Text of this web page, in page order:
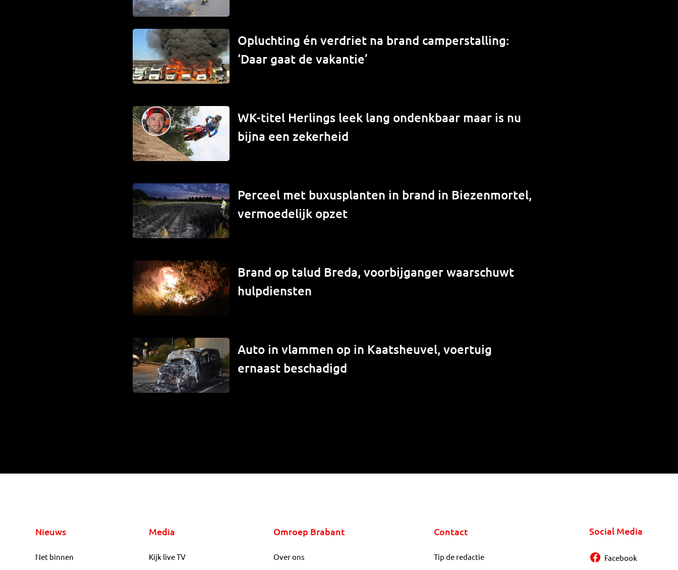
Opluchting én verdriet na brand camperstalling:
‘Daar gaat de vakantie’
WK-titel Herlings leek lang ondenkbaar maar is nu
bijna een zekerheid
Perceel met buxusplanten in brand in Biezenmortel,
vermoedelijk opzet
Brand op talud Breda, voorbijganger waarschuwt
hulpdiensten
Auto in vlammen op in Kaatsheuvel, voertuig
ernaast beschadigd
Nieuws
Net binnen
Media
Kijk live TV
Omroep Brabant
Over ons
Contact
Tip de redactie
Social Media
Facebook